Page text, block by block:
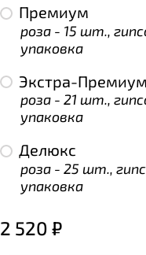
Премиум
роза - 15 шт.,
упаковка
Экстра-Премиум
роза - 21 шт.,
упаковка
Делюкс
роза - 25 шт.,
упаковка
2 520 ₽